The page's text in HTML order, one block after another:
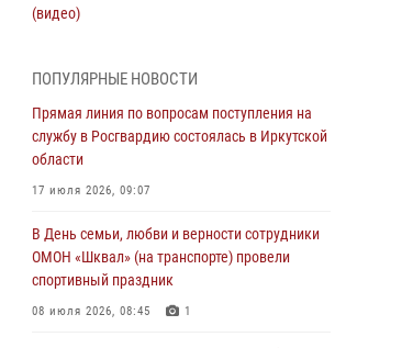
(видео)
Сотрудники Росгвардии нашли и вернули
родственникам пропавшую пожилую
женщину в Иркутске
30 июля 2026, 07:37
200 единиц оружия от жителей Иркутской
области
30 июля 2026, 06:13
ПОПУЛЯРНЫЕ НОВОСТИ
Прямая линия по вопросам поступления на
службу в Росгвардию состоялась в Иркутской
области
17 июля 2026, 09:07
В День семьи, любви и верности сотрудники
ОМОН «Шквал» (на транспорте) провели
спортивный праздник
08 июля 2026, 08:45 1